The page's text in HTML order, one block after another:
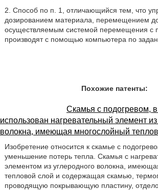
2. Способ по п. 1, отличающийся тем, что
дозированием материала, перемещением
осуществляемым системой перемещения с
производят с помощью компьютера по
Похожие патенты:
Скамья с подогревом, в
использован нагревательный элемент
волокна, имеющая многослойный
Изобретение относится к скамье с
уменьшение потерь тепла. Скамья с
элементом из углеродного волокна,
тепловой слой и содержащая скамью,
проводящую покрывающую пластину,